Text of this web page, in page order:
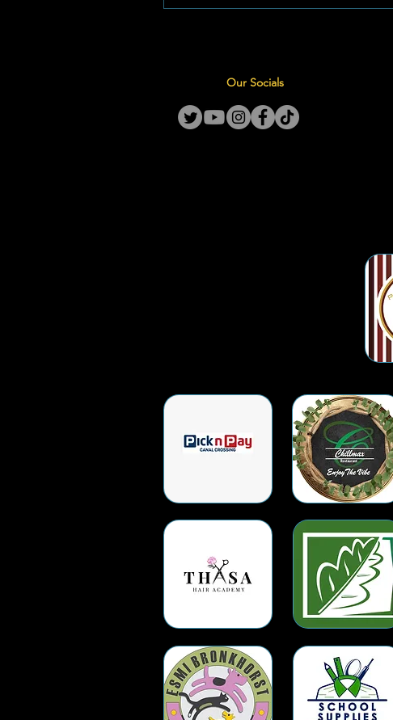
uiteindelike goud nageslaan deur
jong Goudkop-bulle amptelik bo-aan
die troon van die Klerksdorp, Orkney,
Stilfontei
Our Socials